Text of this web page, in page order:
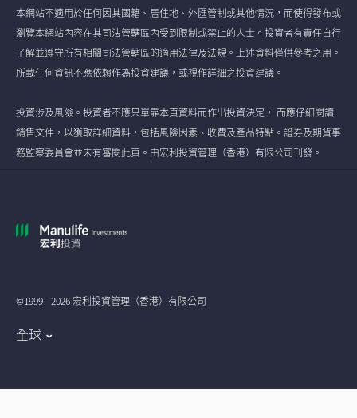
本網站不適用於任何因其國籍、居住地、外匯管制或其他情況，而使得發布或
瀏覽本網站內容在其司法管轄區內受到限制或禁止的人士。投資者有責任自行
了解並遵守所有相關司法管轄區的適用法律及法規。上述資料僅供參考之用。
所載任何資訊不應依賴作為投資建議，或視作詳細之投資建議。
投資涉及風險。投資者不應只單靠本頁資料而作出投資決定， 而應仔細閱讀
銷售文件，以獲取詳細資料，包括風險因素、收費及產品特點。證券及期貨事
務監察委員會並未有審閱此頁。由宏利投資管理（香港）有限公司刊發。
©1999 - 2026 宏利投資管理（香港）有限公司
全球